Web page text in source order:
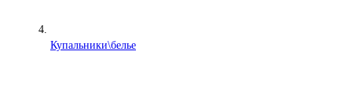
Купальники\белье